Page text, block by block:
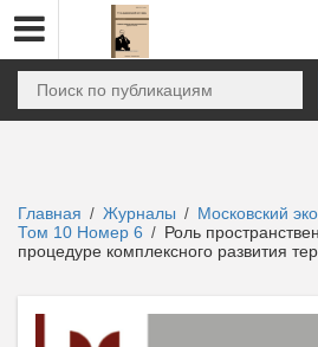
Главная / Журналы / Московский
Том 10 Номер 6 / Роль
процедуре комплексного развития